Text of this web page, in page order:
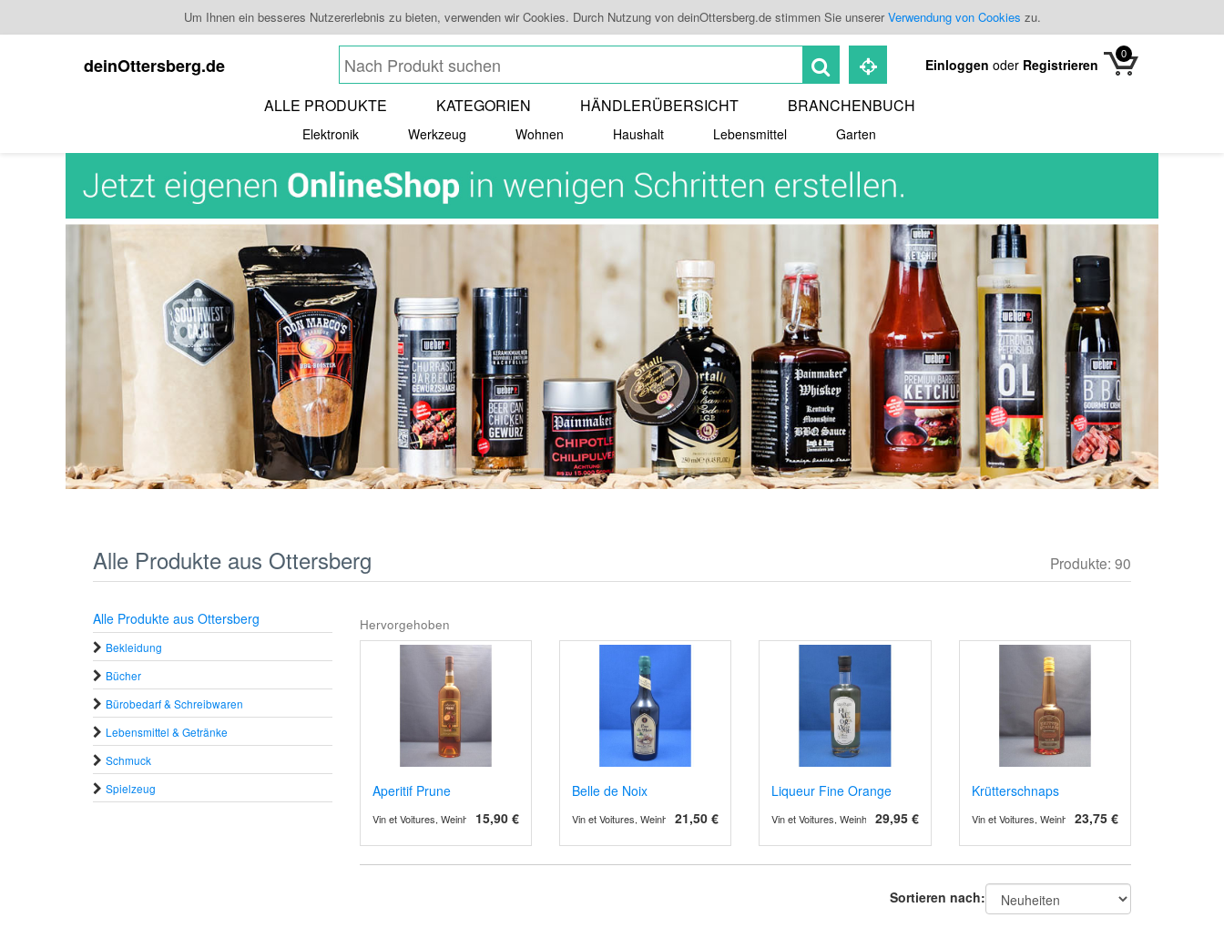
Um Ihnen ein besseres Nutzererlebnis zu bieten, verwenden wir Cookies. Durch Nutzung von deinOttersberg.de stimmen Sie unsererVerwendung von Cookies zu.
deinOttersberg.de Einloggen oder Registrieren
0
ALLE PRODUKTE KATEGORIEN HÄNDLERÜBERSICHT BRANCHENBUCH
Elektronik Werkzeug Wohnen Haushalt Lebensmittel Garten
Produkte: 90
Alle Produkte aus Ottersberg
Alle Produkte aus Ottersberg
Bekleidung
Bücher
Bürobedarf & Schreibwaren
Lebensmittel & Getränke
Schmuck
Spielzeug
Hervorgehoben
Aperitif Prune
15,90 €
Vin et Voitures, Weinhandel und Weinimport
Belle de Noix
21,50 €
Vin et Voitures, Weinhandel und Weinimport
Liqueur Fine Orange
29,95 €
Vin et Voitures, Weinhandel und Weinimport
Krütterschnaps
23,75 €
Vin et Voitures, Weinhandel und Weinimport
Sortieren nach: